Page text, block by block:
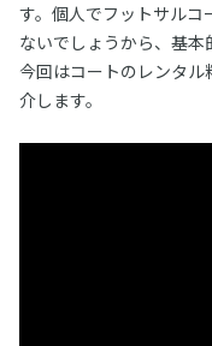
す。個人でフットサルコ
ないでしょうから、基本
今回はコートのレンタ
介します。